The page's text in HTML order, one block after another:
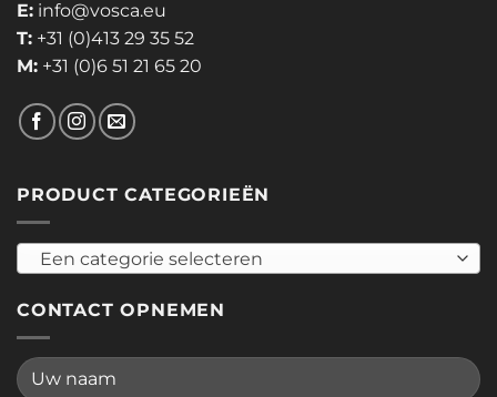
E: info@vosca.eu
T: +31 (0)413 29 35 52
M: +31 (0)6 51 21 65 20
PRODUCT CATEGORIEËN
Een categorie selecteren
CONTACT OPNEMEN
Please leave this field empty.